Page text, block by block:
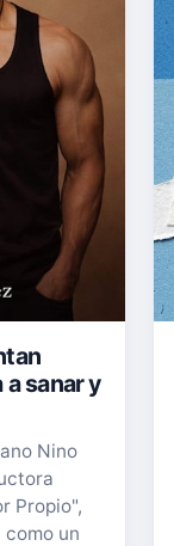
sanar y
Nino
Propio",
un